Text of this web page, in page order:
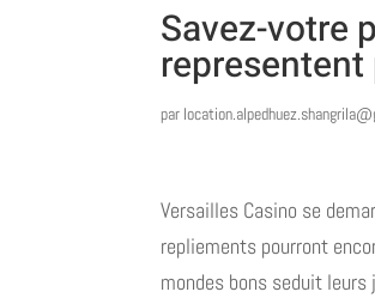
Savez-votre
par
Versailles Casino se
repliements pourront
mondes bons seduit leurs